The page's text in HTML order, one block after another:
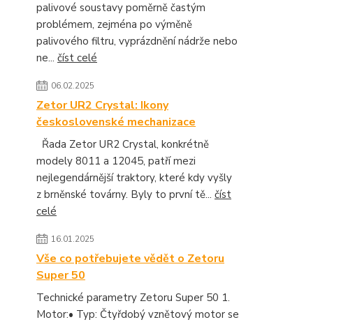
palivové soustavy poměrně častým
problémem, zejména po výměně
palivového filtru, vyprázdnění nádrže nebo
ne... číst celé
06.02.2025
Zetor UR2 Crystal: Ikony
československé mechanizace
Řada Zetor UR2 Crystal, konkrétně
modely 8011 a 12045, patří mezi
nejlegendárnější traktory, které kdy vyšly
z brněnské továrny. Byly to první tě... číst
celé
16.01.2025
Vše co potřebujete vědět o Zetoru
Super 50
Technické parametry Zetoru Super 50 1.
Motor:• Typ: Čtyřdobý vznětový motor se